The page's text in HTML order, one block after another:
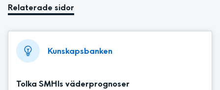
Relaterade sidor
Kunskapsbanken
Tolka SMHIs väderprognoser